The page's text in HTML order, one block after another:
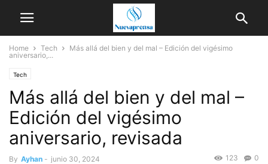
Home Tech
Más allá del bien y del mal – Edición del vigésimo
aniversario,...
Tech
Más allá del bien y del mal –
Edición del vigésimo
aniversario, revisada
By Ayhan - junio 30, 2024 0
123